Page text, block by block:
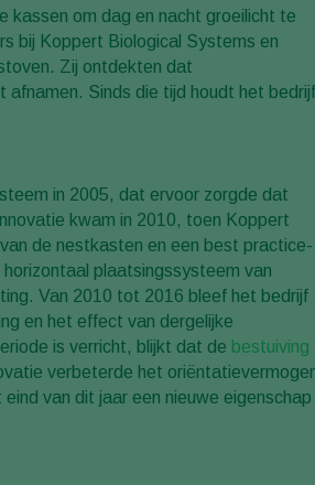
kassen om dag en nacht groeilicht te
bij Koppert Biological Systems en
Zij ontdekten dat
afnamen. Sinds die tijd houdt het bedrijf
in 2005, dat ervoor zorgde dat
kwam in 2010, toen Koppert
de nestkasten en een best practice-
plaatsingssysteem van
Van 2010 tot 2016 bleef het bedrijf
en het effect van dergelijke
is verricht, blijkt dat de bestuiving
verbeterde het
van dit jaar een nieuwe eigenschap